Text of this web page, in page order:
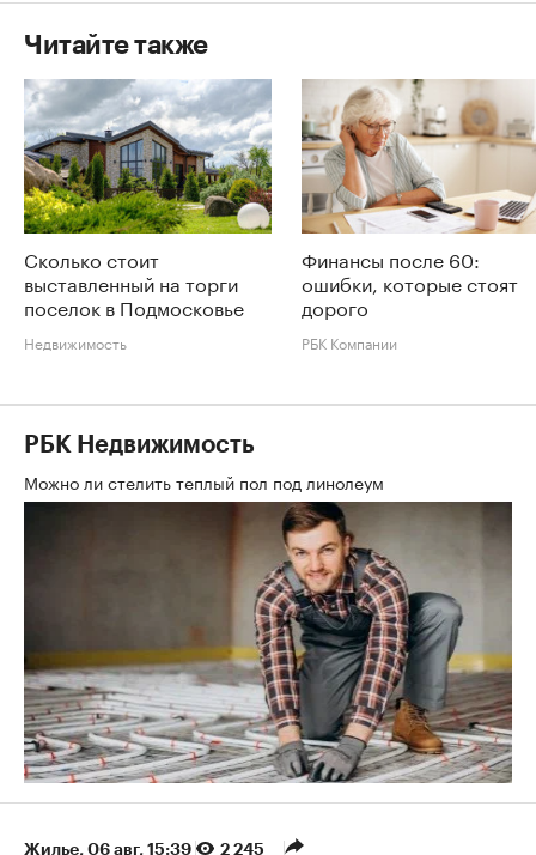
Читайте также
Сколько стоит
выставленный на торги
поселок в Подмосковье
Недвижимость
Финансы после 60:
ошибки, которые стоят
дорого
РБК Компании
РБК Недвижимость
Можно ли стелить теплый пол под линолеум
Жилье 06 авг, 15:39 2 245